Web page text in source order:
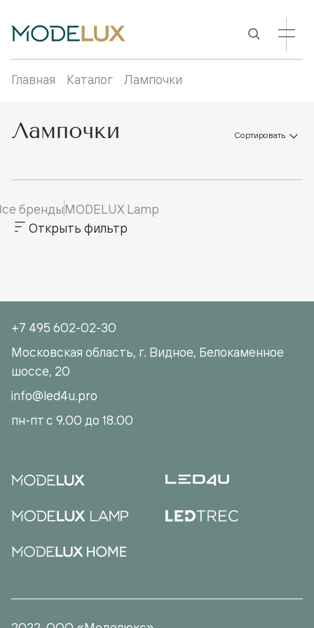
Главная Каталог Лампочки
Лампочки Сортировать
брендыMODELUX Lamp
Открыть фильтр
+7 495 602-02-30
Московская область, г. Видное, Белокаменное
шоссе, 20
info@led4u.pro
пн-пт с 9.00 до 18.00